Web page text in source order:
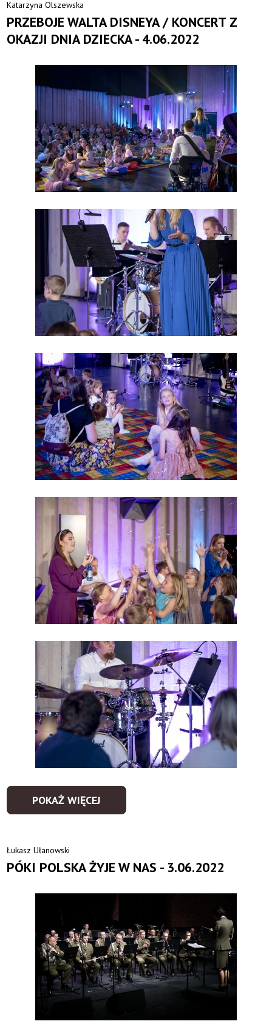
Katarzyna Olszewska
PRZEBOJE WALTA DISNEYA / KONCERT Z
OKAZJI DNIA DZIECKA - 4.06.2022
POKAŻ WIĘCEJ
Łukasz Ułanowski
PÓKI POLSKA ŻYJE W NAS - 3.06.2022